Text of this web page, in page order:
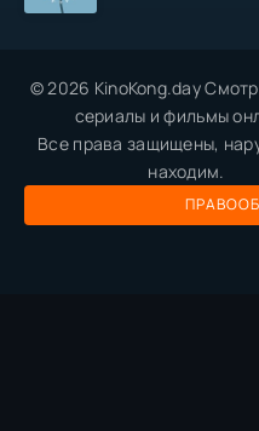
© 2026 KinoKong.day
сериалы и фильмы
Все права защищены,
находим.